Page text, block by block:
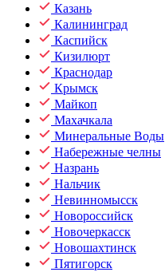
Казань
Калининград
Каспийск
Кизилюрт
Краснодар
Крымск
Майкоп
Махачкала
Минеральные Воды
Набережные челны
Назрань
Нальчик
Невинномысск
Новороссийск
Новочеркасск
Новошахтинск
Пятигорск